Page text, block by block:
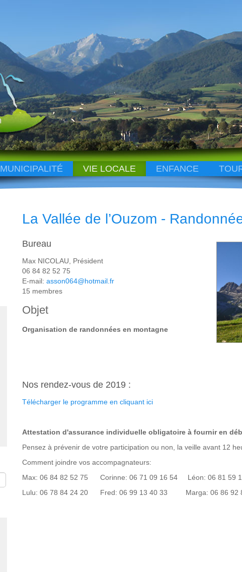
MUNICIPALITÉ VIE LOCALE ENFANCE
La Vallée de l’Ouzom -
Bureau
Max NICOLAU, Président
06 84 82 52 75
E-mail: asson064@hotmail.fr
15 membres
Objet
Organisation de randonnées en montagne
Nos rendez-vous de 2019 :
Télécharger le programme en cliquant ici
Attestation d'assurance individuelle obligatoire à fournir en
Pensez à prévenir de votre participation ou non, la veille avant 12
Comment joindre vos accompagnateurs:
Max: 06 84 82 52 75 Corinne: 06 71 09 16 54 Léon: 06 81 59
Lulu: 06 78 84 24 20 Fred: 06 99 13 40 33 Marga: 06 86 92